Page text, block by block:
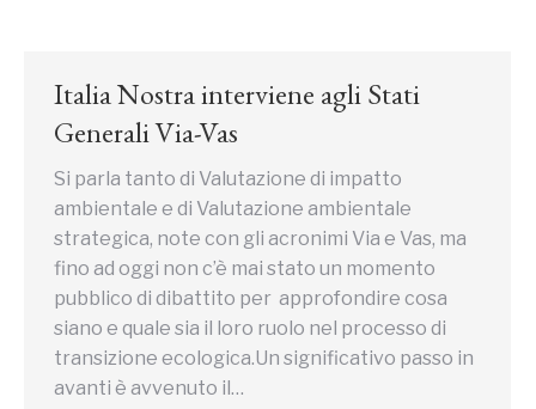
Italia Nostra interviene agli Stati
Generali Via-Vas
Si parla tanto di Valutazione di impatto
ambientale e di Valutazione ambientale
strategica, note con gli acronimi Via e Vas, ma
fino ad oggi non c’è mai stato un momento
pubblico di dibattito per approfondire cosa
siano e quale sia il loro ruolo nel processo di
transizione ecologica.Un significativo passo in
avanti è avvenuto il…